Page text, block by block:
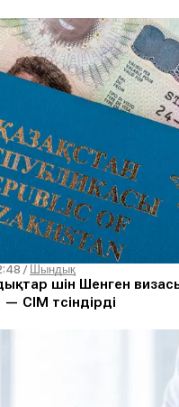
/ Шындық
үшін Шенген
СІМ түсіндірді